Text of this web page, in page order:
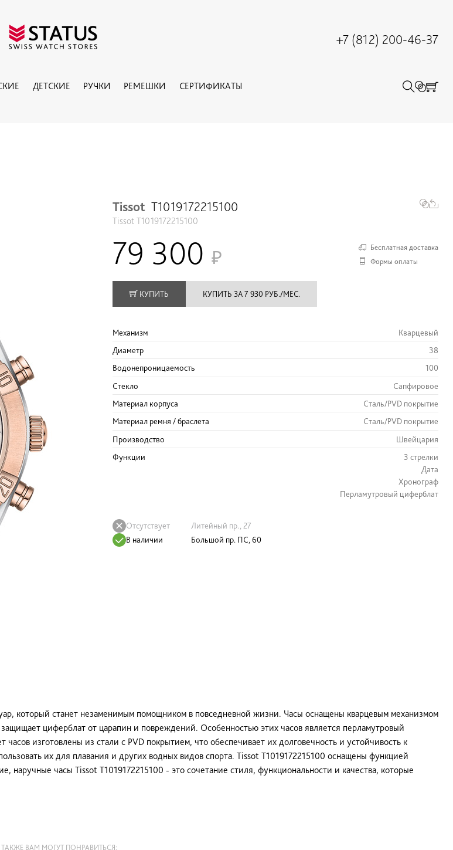
+7 (812) 200-46-37
ДЕТСКИЕ РУЧКИ РЕМЕШКИ СЕРТИФИКАТЫ
Tissot T1019172215100
Tissot T1019172215100
79 300
Бесплатная доставка
Формы оплаты
КУПИТЬ КУПИТЬ ЗА 7 930 РУБ./МЕС.
Механизм
Кварцевый
Диаметр
38
Водонепроницаемость
100
Стекло
Сапфировое
Материал корпуса
Сталь/PVD покрытие
Материал ремня / браслета
Сталь/PVD покрытие
Производство
Швейцария
Функции
3 стрелки
Дата
Хронограф
Перламутровый циферблат
Отсутствует
Литейный пр., 27
В наличии
Большой пр. ПС, 60
который станет незаменимым помощником в повседневной жизни. Часы оснащены кварцевым механизмом
циферблат от царапин и повреждений. Особенностью этих часов является перламутровый
изготовлены из стали с PVD покрытием, что обеспечивает их долговечность и устойчивость к
их для плавания и других водных видов спорта. Tissot T1019172215100 оснащены функцией
часы Tissot T1019172215100 - это сочетание стиля, функциональности и качества, которые
ТАКЖЕ ВАМ МОГУТ ПОНРАВИТЬСЯ: